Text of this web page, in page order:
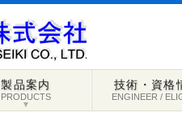
▼
製品案内
PRODUCTS
技術・資格
ENGINEER /